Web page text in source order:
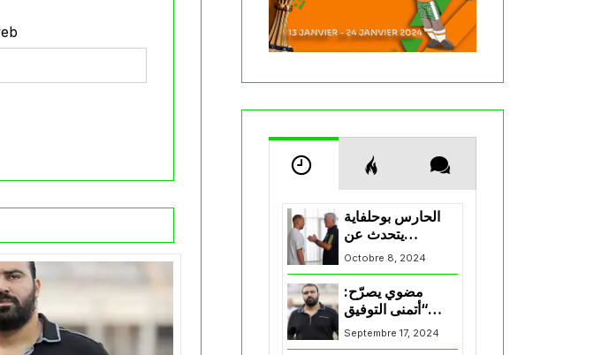
الحارس بوحلفاية
يتحدث عن
طموحاته مع
المنتخب و شباب
قسنطينة
Octobre 8, 2024
مضوي يصرّح:
“أتمنى التوفيق
لممثلي الكرة
الجزائرية في
Septembre 17, 2024